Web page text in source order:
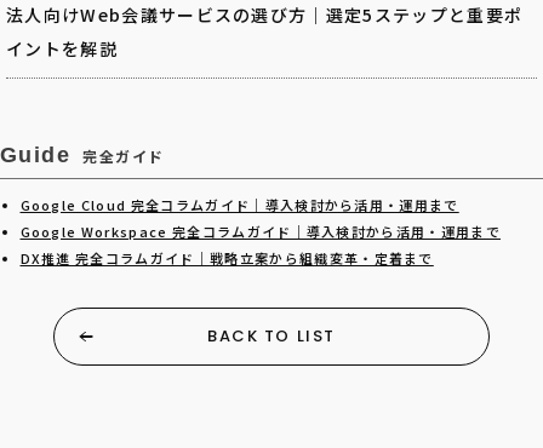
法人向けWeb会議サービスの選び方｜選定5ステップと重要ポ
イントを解説
Guide 完全ガイド
Google Cloud 完全コラムガイド｜導入検討から活用・運用まで
Google Workspace 完全コラムガイド｜導入検討から活用・運用まで
DX推進 完全コラムガイド｜戦略立案から組織変革・定着まで
BACK TO LIST